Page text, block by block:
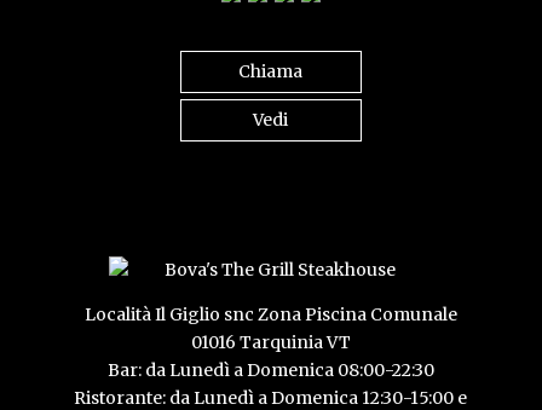
Chiama
Vedi
Località Il Giglio snc Zona Piscina Comunale
01016 Tarquinia VT
Bar: da Lunedì a Domenica 08:00-22:30
Ristorante: da Lunedì a Domenica 12:30-15:00 e